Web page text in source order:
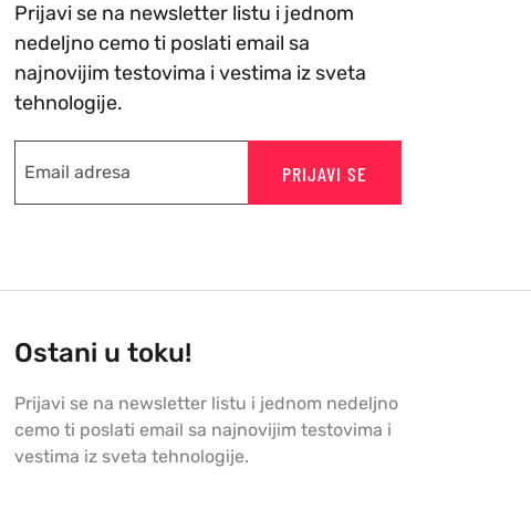
Prijavi se na newsletter listu i jednom
nedeljno cemo ti poslati email sa
najnovijim testovima i vestima iz sveta
tehnologije.
PRIJAVI SE
Ostani u toku!
Prijavi se na newsletter listu i jednom nedeljno
cemo ti poslati email sa najnovijim testovima i
vestima iz sveta tehnologije.